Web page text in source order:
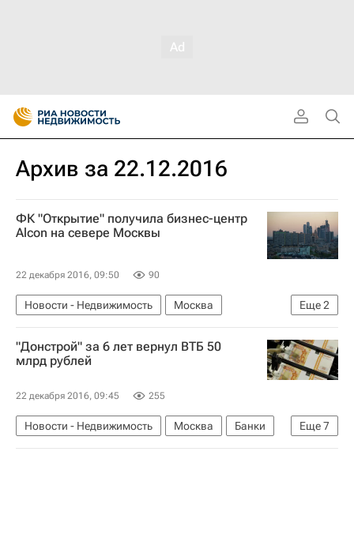
Архив за 22.12.2016
ФК "Открытие" получила бизнес-центр
Alcon на севере Москвы
22 декабря 2016, 09:50 90
Еще2
Новости - Недвижимость
Москва
Коммерческая недвижимость
Россия
"Донстрой" за 6 лет вернул ВТБ 50
млрд рублей
22 декабря 2016, 09:45 255
Еще7
Новости - Недвижимость Москва
Банки
Кредиты
Девелоперы
Долги